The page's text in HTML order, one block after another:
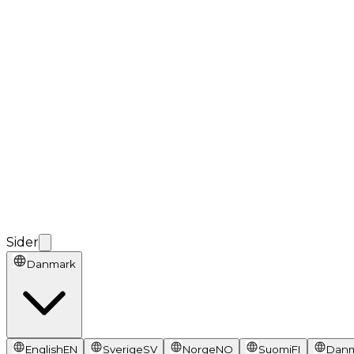
Sider
Danmark
EnglishEN SverigeSV NorgeNO SuomiFI